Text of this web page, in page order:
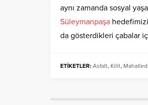
aynı zamanda sosyal
Süleymanpaşa
da gösterdikleri çabalar
ETİKETLER: Asfalt, Kilit,